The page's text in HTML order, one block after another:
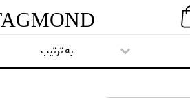
TAGMOND
به ترتیب